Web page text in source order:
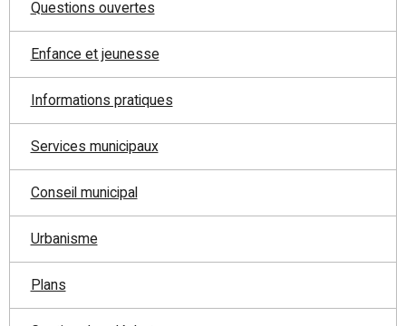
Questions ouvertes
Enfance et jeunesse
Informations pratiques
Services municipaux
Conseil municipal
Urbanisme
Plans